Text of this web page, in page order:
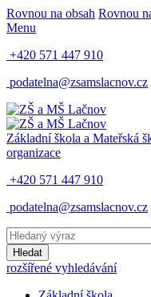
Rovnou na obsah Rovnou
Menu
+420 571 447 910
podatelna@zsamslacnov.cz
Základní škola a Mateřská
organizace
+420 571 447 910
podatelna@zsamslacnov.cz
Hledat
rozšířené vyhledávání